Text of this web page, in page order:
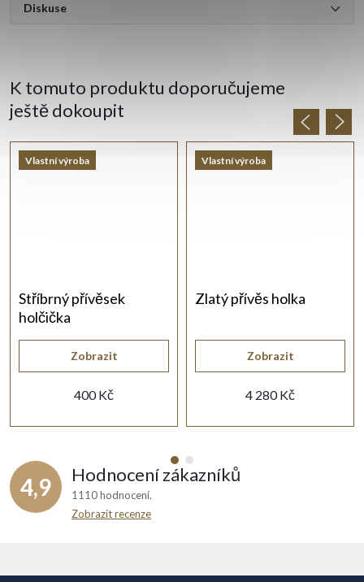
Diskuse
K tomuto produktu doporučujeme
ještě dokoupit
Vlastní výroba
Stříbrný přívěsek
holčička
400 Kč
Zobrazit
Vlastní výroba
Zlatý přívěs holka
4 280 Kč
Zobrazit
4,9 Hodnocení zákazníků
1110 hodnocení
Zobrazit recenze